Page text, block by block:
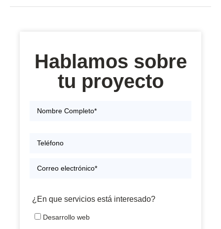
Hablamos sobre
tu proyecto
¿En que servicios está interesado?
Desarrollo web